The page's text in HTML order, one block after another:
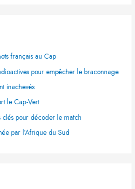
français au Cap
pour empêcher le braconnage
inachevés
le Cap-Vert
pour décoder le match
par l’Afrique du Sud